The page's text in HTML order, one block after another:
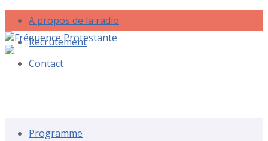
A propos de la radio
Recrutement
Contact
Programme